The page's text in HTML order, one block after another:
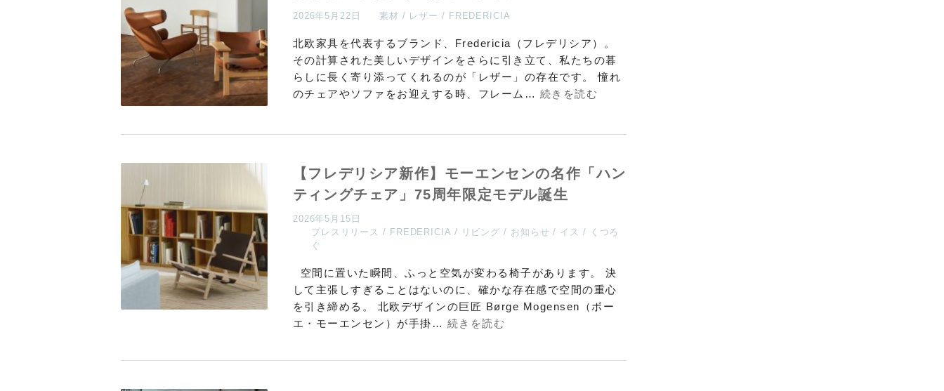
2026年5月22日 素材 レザー FREDERICIA
北欧家具を代表するブランド、Fredericia（フレデリシア）。
その計算された美しいデザインをさらに引き立て、私たちの暮
らしに長く寄り添ってくれるのが「レザー」の存在です。 憧れ
のチェアやソファをお迎えする時、フレーム… 続きを読む
【フレデリシア新作】モーエンセンの名作「ハン
ティングチェア」75周年限定モデル誕生
2026年5月15日
プレスリリース
FREDERICIA リビング お知らせ イス
くつろ
ぐ
空間に置いた瞬間、ふっと空気が変わる椅子があります。 決
して主張しすぎることはないのに、確かな存在感で空間の重心
を引き締める。 北欧デザインの巨匠 Børge Mogensen（ボー
エ・モーエンセン）が手掛… 続きを読む